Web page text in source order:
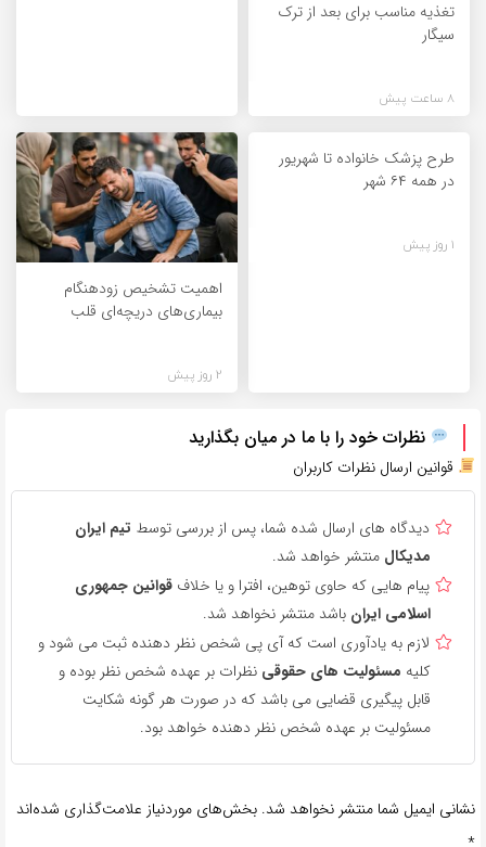
تغذیه مناسب برای بعد از ترک
سیگار
8 ساعت پیش
طرح پزشک خانواده تا شهریور
در همه ۶۴ شهر
1 روز پیش
اهمیت تشخیص زودهنگام
بیماری‌های دریچه‌ای قلب
2 روز پیش
نظرات خود را با ما در میان بگذارید
قوانین ارسال نظرات کاربران
دیدگاه های ارسال شده شما، پس از بررسی توسط تیم ایران
مدیکال منتشر خواهد شد.
پیام هایی که حاوی توهین، افترا و یا خلاف قوانین جمهوری
اسلامی ایران باشد منتشر نخواهد شد.
لازم به یادآوری است که آی پی شخص نظر دهنده ثبت می شود و
کلیه مسئولیت های حقوقی نظرات بر عهده شخص نظر بوده و
قابل پیگیری قضایی می باشد که در صورت هر گونه شکایت
مسئولیت بر عهده شخص نظر دهنده خواهد بود.
نشانی ایمیل شما منتشر نخواهد شد. بخش‌های موردنیاز علامت‌گذاری شده‌اند